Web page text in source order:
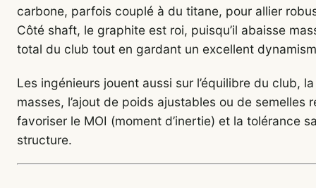
carbone, parfois couplé à du titane, pour allier
Côté shaft, le graphite est roi, puisqu’il abaisse
total du club tout en gardant un excellent
Les ingénieurs jouent aussi sur l’équilibre du club,
masses, l’ajout de poids ajustables ou de semelles
favoriser le MOI (moment d’inertie) et la tolérance
structure.